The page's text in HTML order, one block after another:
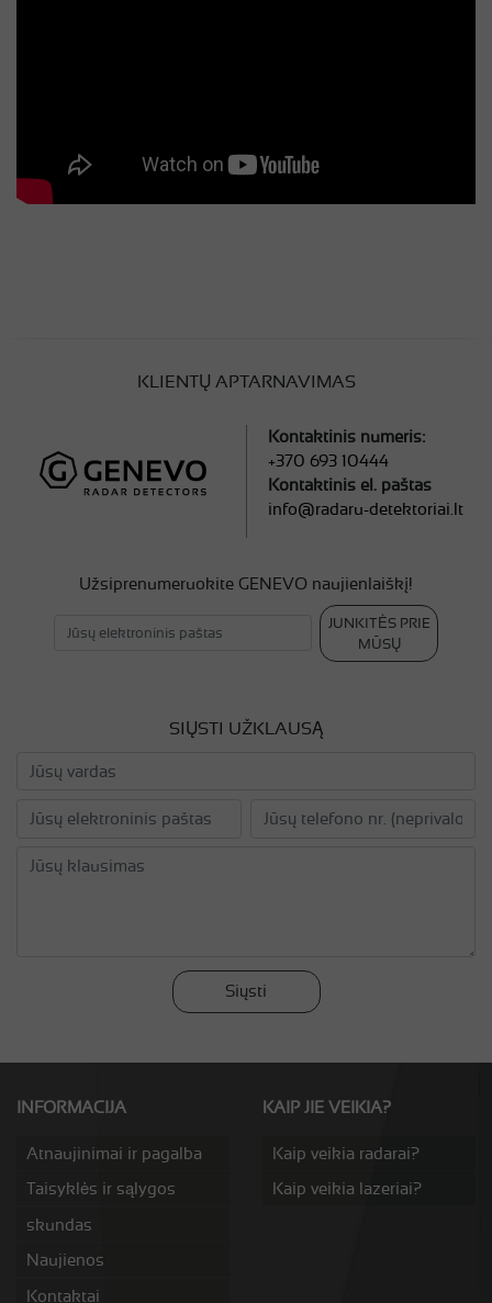
KLIENTŲ APTARNAVIMAS
Kontaktinis numeris:
+370 693 10444
Kontaktinis el. paštas
info@radaru-detektoriai.lt
Užsiprenumeruokite GENEVO naujienlaiškį!
JUNKITĖS PRIE
MŪSŲ
SIŲSTI UŽKLAUSĄ
Siųsti
INFORMACIJA
Atnaujinimai ir pagalba
Taisyklės ir sąlygos
skundas
Naujienos
Kontaktai
KAIP JIE VEIKIA?
Kaip veikia radarai?
Kaip veikia lazeriai?